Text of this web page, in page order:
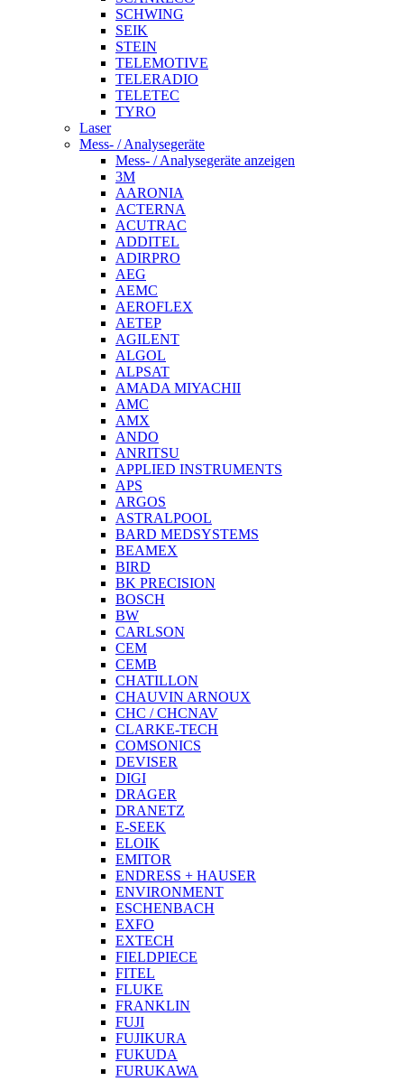
SCHWING
SEIK
STEIN
TELEMOTIVE
TELERADIO
TELETEC
TYRO
Laser
Mess- / Analysegeräte
Mess- / Analysegeräte anzeigen
3M
AARONIA
ACTERNA
ACUTRAC
ADDITEL
ADIRPRO
AEG
AEMC
AEROFLEX
AETEP
AGILENT
ALGOL
ALPSAT
AMADA MIYACHII
AMC
AMX
ANDO
ANRITSU
APPLIED INSTRUMENTS
APS
ARGOS
ASTRALPOOL
BARD MEDSYSTEMS
BEAMEX
BIRD
BK PRECISION
BOSCH
BW
CARLSON
CEM
CEMB
CHATILLON
CHAUVIN ARNOUX
CHC / CHCNAV
CLARKE-TECH
COMSONICS
DEVISER
DIGI
DRAGER
DRANETZ
E-SEEK
ELOIK
EMITOR
ENDRESS + HAUSER
ENVIRONMENT
ESCHENBACH
EXFO
EXTECH
FIELDPIECE
FITEL
FLUKE
FRANKLIN
FUJI
FUJIKURA
FUKUDA
FURUKAWA